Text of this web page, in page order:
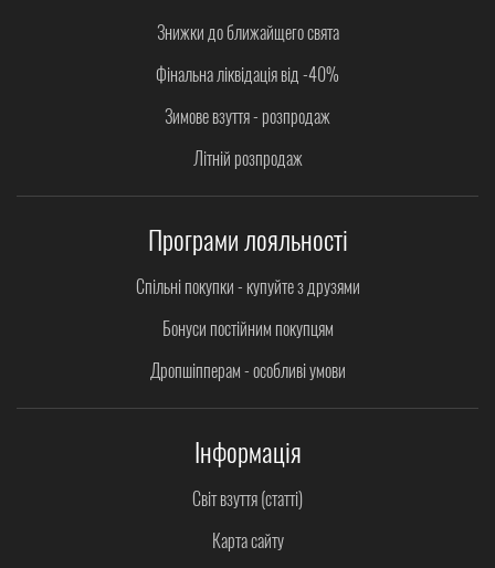
Знижки до ближайщего свята
Фінальна ліквідація від -40%
Зимове взуття - розпродаж
Літній розпродаж
Програми лояльності
Спільні покупки - купуйте з друзями
Бонуси постійним покупцям
Дропшіпперам - особливі умови
Інформація
Світ взуття (статті)
Карта сайту